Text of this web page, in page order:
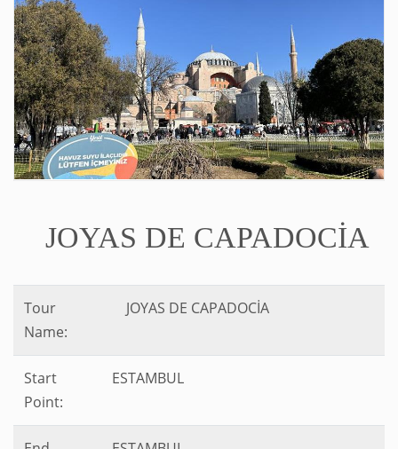
JOYAS DE CAPADOCİA
Tour
Name:
JOYAS DE CAPADOCİA
Start
Point:
ESTAMBUL